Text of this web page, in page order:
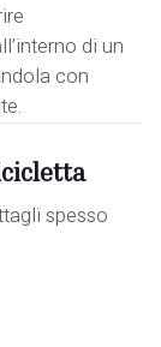
di un
con
spesso